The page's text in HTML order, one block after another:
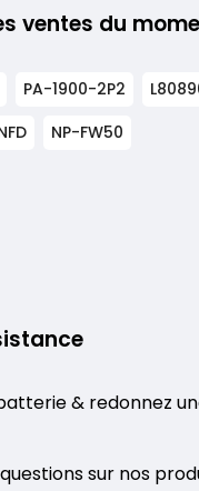
ventes du
PA-1900-2P2
NP-FW50
& redonnez
sur nos